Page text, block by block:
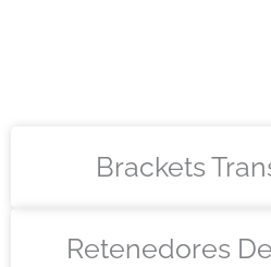
Brackets
Retenedores